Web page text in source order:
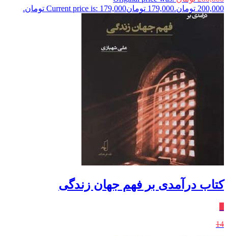
200,000 تومان.
179,000 تومانCurrent price is: 179,000 تومان.
کتاب درآمدی بر فهم جهان زندگی
14